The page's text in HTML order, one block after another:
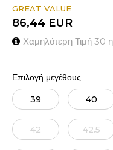
GREAT VALUE
86,44 EUR
Χαμηλότερη Τιμή 30
Επιλογή μεγέθους
39 40
42 42.5